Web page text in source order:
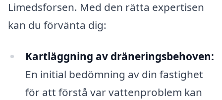
Limedsforsen. Med den rätta expertisen
kan du förvänta dig:
Kartläggning av dräneringsbehoven:
En initial bedömning av din fastighet
för att förstå var vattenproblem kan